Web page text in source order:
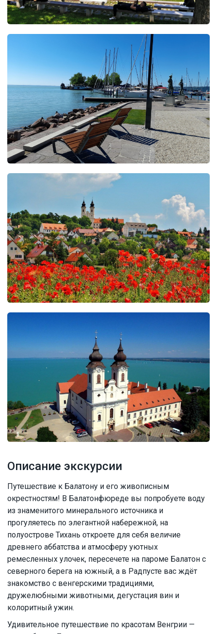
Описание экскурсии
Путешествие к Балатону и его живописным
окрестностям! В Балатонфюреде вы попробуете воду
из знаменитого минерального источника и
прогуляетесь по элегантной набережной, на
полуострове Тихань откроете для себя величие
древнего аббатства и атмосферу уютных
ремесленных улочек, пересечете на пароме Балатон с
северного берега на южный, а в Радпусте вас ждёт
знакомство с венгерскими традициями,
дружелюбными животными, дегустация вин и
колоритный ужин.
Удивительное путешествие по красотам Венгрии —